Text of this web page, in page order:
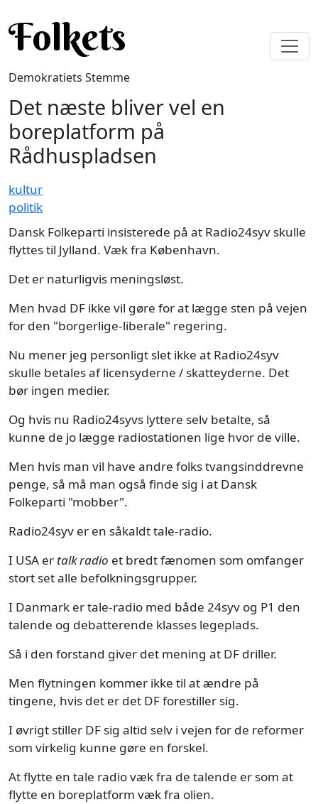
Folkets
Demokratiets Stemme
Det næste bliver vel en
boreplatform på
Rådhuspladsen
kultur
politik
Dansk Folkeparti insisterede på at Radio24syv skulle
flyttes til Jylland. Væk fra København.
Det er naturligvis meningsløst.
Men hvad DF ikke vil gøre for at lægge sten på vejen
for den "borgerlige-liberale" regering.
Nu mener jeg personligt slet ikke at Radio24syv
skulle betales af licensyderne / skatteyderne. Det
bør ingen medier.
Og hvis nu Radio24syvs lyttere selv betalte, så
kunne de jo lægge radiostationen lige hvor de ville.
Men hvis man vil have andre folks tvangsinddrevne
penge, så må man også finde sig i at Dansk
Folkeparti "mobber".
Radio24syv er en såkaldt tale-radio.
I USA er talk radio et bredt fænomen som omfanger
stort set alle befolkningsgrupper.
I Danmark er tale-radio med både 24syv og P1 den
talende og debatterende klasses legeplads.
Så i den forstand giver det mening at DF driller.
Men flytningen kommer ikke til at ændre på
tingene, hvis det er det DF forestiller sig.
I øvrigt stiller DF sig altid selv i vejen for de reformer
som virkelig kunne gøre en forskel.
At flytte en tale radio væk fra de talende er som at
flytte en boreplatform væk fra olien.